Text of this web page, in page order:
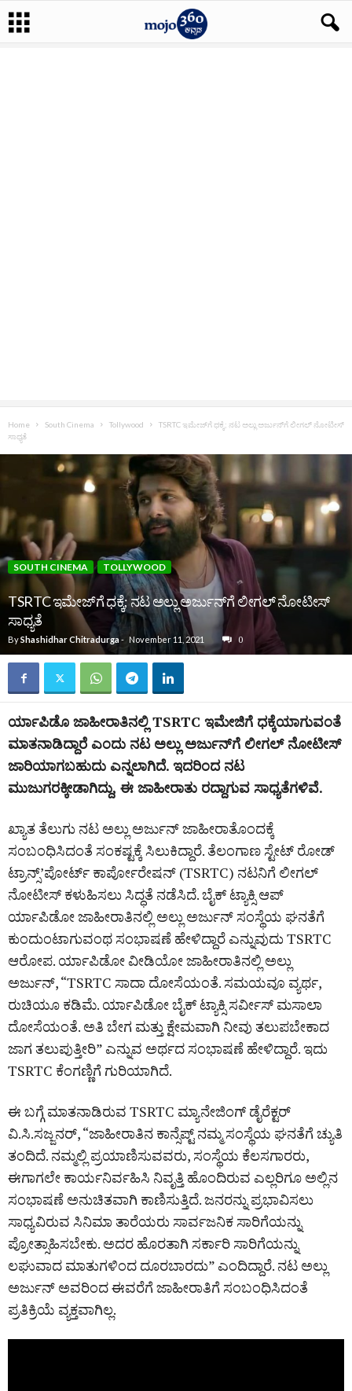
Home South Cinema Tollywood
TSRTC ಇಮೇಜ್‌ಗೆ ಧಕ್ಕೆ; ನಟ ಅಲ್ಲು ಅರ್ಜುನ್‌ಗೆ ಲೀಗಲ್ ನೋಟೀಸ್
ಸಾಧ್ಯತೆ
SOUTH CINEMA TOLLYWOOD
TSRTC ಇಮೇಜ್‌ಗೆ ಧಕ್ಕೆ; ನಟ ಅಲ್ಲು ಅರ್ಜುನ್‌ಗೆ ಲೀಗಲ್ ನೋಟೀಸ್
ಸಾಧ್ಯತೆ
ByShashidhar Chitradurga - November 11, 2021 0
ರ್ಯಾಪಿಡೊ ಜಾಹೀರಾತಿನಲ್ಲಿ TSRTC ಇಮೇಜಿಗೆ ಧಕ್ಕೆಯಾಗುವಂತೆ
ಮಾತನಾಡಿದ್ದಾರೆ ಎಂದು ನಟ ಅಲ್ಲು ಅರ್ಜುನ್‌ಗೆ ಲೀಗಲ್ ನೋಟೀಸ್
ಜಾರಿಯಾಗಬಹುದು ಎನ್ನಲಾಗಿದೆ. ಇದರಿಂದ ನಟ
ಮುಜುಗರಕ್ಕೀಡಾಗಿದ್ದು, ಈ ಜಾಹೀರಾತು ರದ್ದಾಗುವ ಸಾಧ್ಯತೆಗಳಿವೆ.
ಖ್ಯಾತ ತೆಲುಗು ನಟ ಅಲ್ಲು ಅರ್ಜುನ್‌ ಜಾಹೀರಾತೊಂದಕ್ಕೆ
ಸಂಬಂಧಿಸಿದಂತೆ ಸಂಕಷ್ಟಕ್ಕೆ ಸಿಲುಕಿದ್ದಾರೆ. ತೆಲಂಗಾಣ ಸ್ಟೇಟ್ ರೋಡ್‌
ಟ್ರಾನ್ಸ್‌’ಪೋರ್ಟ್ ಕಾರ್ಪೋರೇಷನ್‌ (TSRTC) ನಟನಿಗೆ ಲೀಗಲ್
ನೋಟೀಸ್ ಕಳುಹಿಸಲು ಸಿದ್ಧತೆ ನಡೆಸಿದೆ. ಬೈಕ್‌ ಟ್ಯಾಕ್ಸಿ ಆಪ್‌
ರ್ಯಾಪಿಡೋ ಜಾಹೀರಾತಿನಲ್ಲಿ ಅಲ್ಲು ಅರ್ಜುನ್ ಸಂಸ್ಥೆಯ ಘನತೆಗೆ
ಕುಂದುಂಟಾಗುವಂಥ ಸಂಭಾಷಣೆ ಹೇಳಿದ್ದಾರೆ ಎನ್ನುವುದು TSRTC
ಆರೋಪ. ರ್ಯಾಪಿಡೋ ವೀಡಿಯೋ ಜಾಹೀರಾತಿನಲ್ಲಿ ಅಲ್ಲು
ಅರ್ಜುನ್‌, “TSRTC ಸಾದಾ ದೋಸೆಯಂತೆ. ಸಮಯವೂ ವ್ಯರ್ಥ,
ರುಚಿಯೂ ಕಡಿಮೆ. ರ್ಯಾಪಿಡೋ ಬೈಕ್ ಟ್ಯಾಕ್ಸಿ ಸರ್ವೀಸ್ ಮಸಾಲಾ
ದೋಸೆಯಂತೆ. ಅತಿ ಬೇಗ ಮತ್ತು ಕ್ಷೇಮವಾಗಿ ನೀವು ತಲುಪಬೇಕಾದ
ಜಾಗ ತಲುಪುತ್ತೀರಿ” ಎನ್ನುವ ಅರ್ಥದ ಸಂಭಾಷಣೆ ಹೇಳಿದ್ದಾರೆ. ಇದು
TSRTC ಕೆಂಗಣ್ಣಿಗೆ ಗುರಿಯಾಗಿದೆ.
ಈ ಬಗ್ಗೆ ಮಾತನಾಡಿರುವ TSRTC ಮ್ಯಾನೇಜಿಂಗ್ ಡೈರೆಕ್ಟರ್‌
ವಿ.ಸಿ.ಸಜ್ಜನರ್‌, “ಜಾಹೀರಾತಿನ ಕಾನ್ಸೆಪ್ಟ್‌ ನಮ್ಮ ಸಂಸ್ಥೆಯ ಘನತೆಗೆ ಚ್ಯುತಿ
ತಂದಿದೆ. ನಮ್ಮಲ್ಲಿ ಪ್ರಯಾಣಿಸುವವರು, ಸಂಸ್ಥೆಯ ಕೆಲಸಗಾರರು,
ಈಗಾಗಲೇ ಕಾರ್ಯನಿರ್ವಹಿಸಿ ನಿವೃತ್ತಿ ಹೊಂದಿರುವ ಎಲ್ಲರಿಗೂ ಅಲ್ಲಿನ
ಸಂಭಾಷಣೆ ಅನುಚಿತವಾಗಿ ಕಾಣಿಸುತ್ತಿದೆ. ಜನರನ್ನು ಪ್ರಭಾವಿಸಲು
ಸಾಧ್ಯವಿರುವ ಸಿನಿಮಾ ತಾರೆಯರು ಸಾರ್ವಜನಿಕ ಸಾರಿಗೆಯನ್ನು
ಪ್ರೋತ್ಸಾಹಿಸಬೇಕು. ಅದರ ಹೊರತಾಗಿ ಸರ್ಕಾರಿ ಸಾರಿಗೆಯನ್ನು
ಲಘುವಾದ ಮಾತುಗಳಿಂದ ದೂರಬಾರದು” ಎಂದಿದ್ದಾರೆ. ನಟ ಅಲ್ಲು
ಅರ್ಜುನ್ ಅವರಿಂದ ಈವರೆಗೆ ಜಾಹೀರಾತಿಗೆ ಸಂಬಂಧಿಸಿದಂತೆ
ಪ್ರತಿಕ್ರಿಯೆ ವ್ಯಕ್ತವಾಗಿಲ್ಲ.